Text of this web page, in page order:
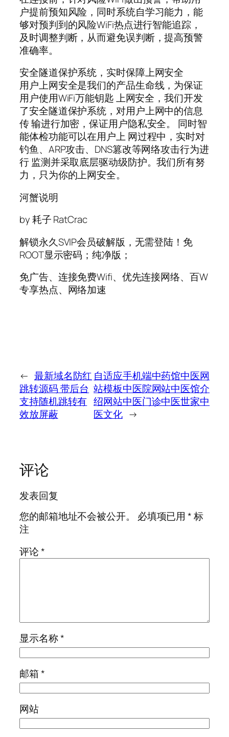
户提前预知风险，同时系统自学习能力，能
够对预判到的风险WiFi热点进行智能追踪，
及时调整判断，从而避免误判断，提高预警
准确率。
安全隧道保护系统，实时保障上网安全
用户上网安全是我们的产品生命线，为保证
用户使用WiFi万能钥匙 上网安全，我们开发
了安全隧道保护系统，对用户上网中的信息
传 输进行加密，保证用户隐私安全。 同时智
能体检功能可以在用户上 网过程中，实时对
钓鱼、ARP攻击、DNS篡改等网络攻击行为进
行 监测并采取底层驱动级防护。我们所有努
力，只为你的上网安全。
河蟹说明
by 耗子 RatCrac
解锁永久SVIP会员破解版，无需登陆！免
ROOT显示密码；纯净版；
免广告、连接免费Wifi、优先连接网络、百W
专享热点、网络加速
← 最新域名防红
跳转源码 带后台
支持随机跳转有
效放屏蔽
自适应手机端中药馆中医网
站模板中医院网站中医馆介
绍网站中医门诊中医世家中
医文化 →
评论
发表回复
您的邮箱地址不会被公开。
必填项已用*标
注
评论*
显示名称*
邮箱*
网站